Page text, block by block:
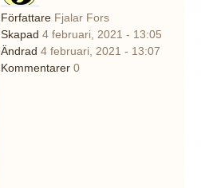
Författare Fjalar Fors
Skapad 4 februari, 2021 - 13:05
Ändrad 4 februari, 2021 - 13:07
Kommentarer 0